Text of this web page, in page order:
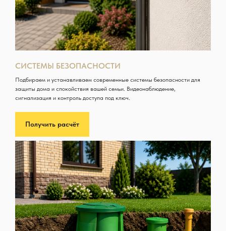
СИСТЕМЫ БЕЗОПАСНОСТИ
Подбираем и устанавливаем современные системы безопасности для
защиты дома и спокойствия вашей семьи. Видеонаблюдение,
сигнализация и контроль доступа под ключ.
Получить расчёт